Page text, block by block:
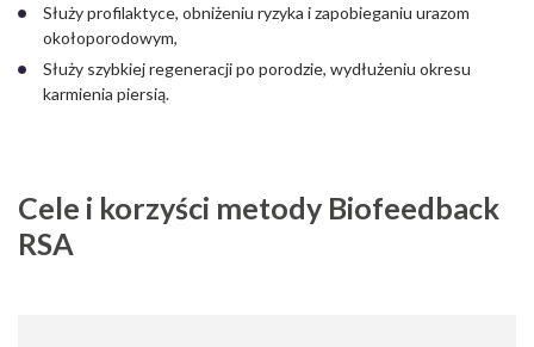
Służy profilaktyce, obniżeniu ryzyka i zapobieganiu urazom
okołoporodowym,
Służy szybkiej regeneracji po porodzie, wydłużeniu okresu
karmienia piersią.
Cele i korzyści metody Biofeedback
RSA